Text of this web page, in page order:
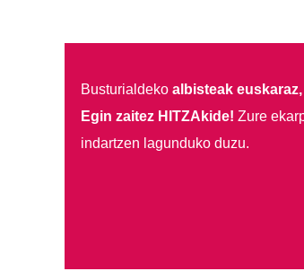
Busturialdeko albisteak
Egin zaitez HITZAkide! Zure
indartzen lagunduko duzu.